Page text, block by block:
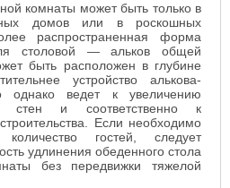
комнаты может быть только в
домов или в роскошных
распространенная форма
столовой — альков общей
быть расположен в глубине
устройство алькова-
однако ведет к увеличению
стен и соответственно к
Если необходимо
гостей, следует
удлинения обеденного стола
без передвижки тяжелой